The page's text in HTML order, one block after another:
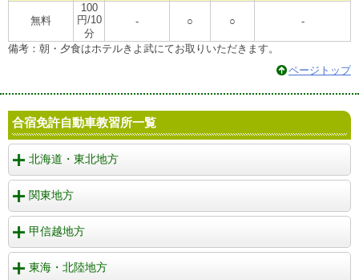
無料
100
円/10
分
- ○ ○ -
備考：朝・夕食はホテルきよ武にてお取りいただきます。
ページトップ
合宿免許自動車教習所一覧
北海道・東北地方
関東地方
甲信越地方
東海・北陸地方